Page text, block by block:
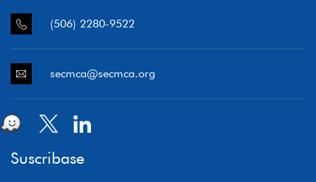
(506) 2280-9522
secmca@secmca.org
Suscribase